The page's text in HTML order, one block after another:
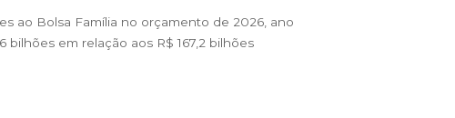
ao Bolsa Família no orçamento de 2026, ano
em relação aos R$ 167,2 bilhões